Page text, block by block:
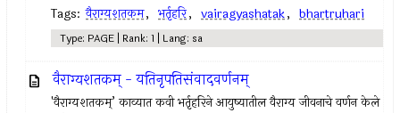
Tags: वैराग्यशतकम, भर्तृहरि, vairagyashatak, bhartruhari
Type: PAGE | Rank: 1 | Lang: sa
वैराग्यशतकम् - यतिनृपतिसंवादवर्णनम्
'वैराग्यशतकम्’ काव्यात कवी भर्तृहरिने आयुष्यातील वैराग्य जीवनाचे वर्णन केले